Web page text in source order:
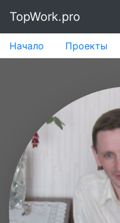
TopWork.pro
Начало Проекты